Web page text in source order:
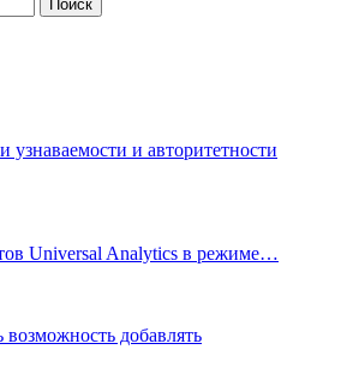
и авторитетности
Universal Analytics в режиме…
добавлять